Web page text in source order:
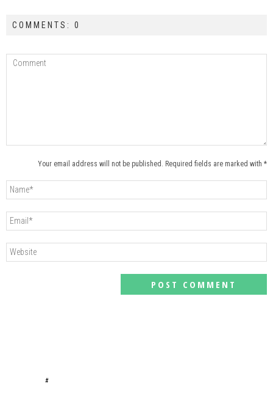
COMMENTS: 0
Your email address will not be published. Required fields are marked with *
#